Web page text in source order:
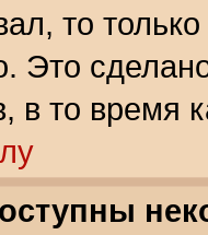
то
Это
в то время